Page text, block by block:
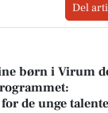
Del
børn i Virum
de unge